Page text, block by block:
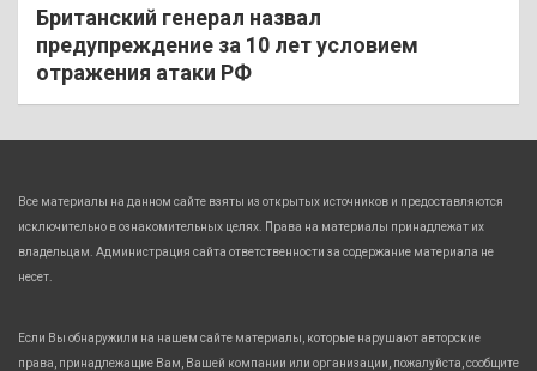
Британский генерал назвал
предупреждение за 10 лет условием
отражения атаки РФ
Все материалы на данном сайте взяты из открытых источников и предоставляются
исключительно в ознакомительных целях. Права на материалы принадлежат их
владельцам. Администрация сайта ответственности за содержание материала не
несет.
Если Вы обнаружили на нашем сайте материалы, которые нарушают авторские
права, принадлежащие Вам, Вашей компании или организации, пожалуйста, сообщите